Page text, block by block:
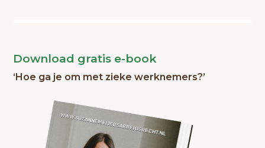
Download gratis e-book
‘Hoe ga je om met zieke werknemers?’